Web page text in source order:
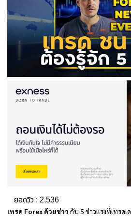
ยอดวิว : 2,536
เทรด Forex ด้วยข่าว กับ 5 ข่าวแรงที่เทรด